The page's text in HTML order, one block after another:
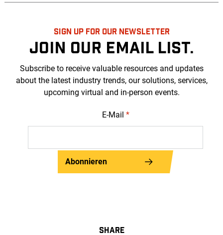
SIGN UP FOR OUR NEWSLETTER
JOIN OUR EMAIL LIST.
Subscribe to receive valuable resources and updates
about the latest industry trends, our solutions, services,
upcoming virtual and in-person events.
E-Mail *
Abonnieren
SHARE